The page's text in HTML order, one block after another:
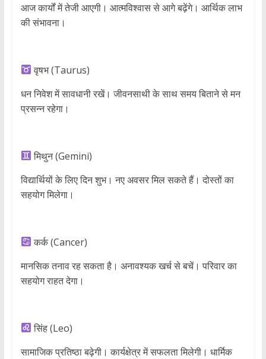
आज कार्यों में तेजी आएगी। आत्मविश्वास से आगे बढ़ेंगे। आर्थिक लाभ
की संभावना।
वृषभ (Taurus)
धन निवेश में सावधानी रखें। जीवनसाथी के साथ समय बिताने से मन
प्रसन्न रहेगा।
मिथुन (Gemini)
विद्यार्थियों के लिए दिन शुभ। नए अवसर मिल सकते हैं। दोस्तों का
सहयोग मिलेगा।
कर्क (Cancer)
मानसिक तनाव रह सकता है। अनावश्यक खर्च से बचें। परिवार का
सहयोग राहत देगा।
सिंह (Leo)
सामाजिक प्रतिष्ठा बढ़ेगी। कार्यक्षेत्र में सफलता मिलेगी। धार्मिक